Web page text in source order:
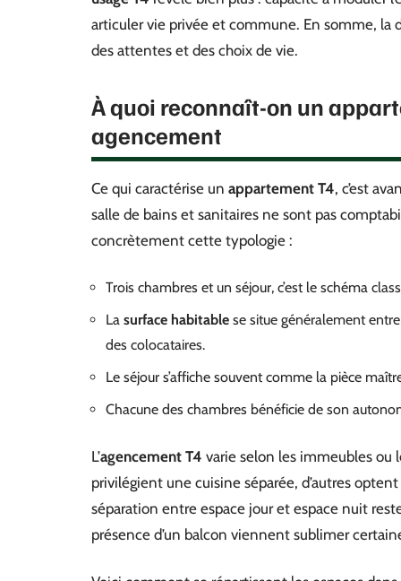
articuler vie privée et commune. En somme, la
des attentes et des choix de vie.
À quoi reconnaît-on un
agencement
Ce qui caractérise un appartement T4, c’est
salle de bains et sanitaires ne sont pas
concrètement cette typologie :
Trois chambres et un séjour, c’est le schéma
La surface habitable se situe généralement
des colocataires.
Le séjour s’affiche souvent comme la pièce
Chacune des chambres bénéficie de son
L’agencement T4 varie selon les immeubles ou
privilégient une cuisine séparée, d’autres
séparation entre espace jour et espace nuit
présence d’un balcon viennent sublimer